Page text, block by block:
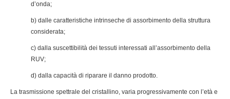
d’onda;
b) dalle caratteristiche intrinseche di assorbimento della struttura
considerata;
c) dalla suscettibilità dei tessuti interessati all’assorbimento della
RUV;
d) dalla capacità di riparare il danno prodotto.
La trasmissione spettrale del cristallino, varia progressivamente con l’età e